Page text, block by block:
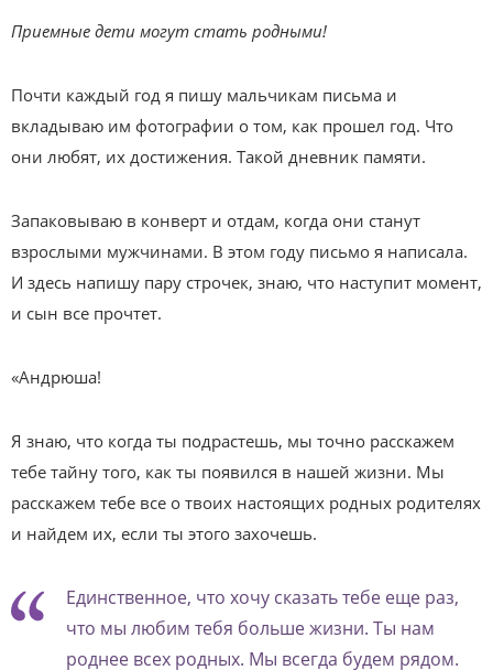
Приемные дети могут стать родными!
Почти каждый год я пишу мальчикам письма и
вкладываю им фотографии о том, как прошел год. Что
они любят, их достижения. Такой дневник памяти.
Запаковываю в конверт и отдам, когда они станут
взрослыми мужчинами. В этом году письмо я написала.
И здесь напишу пару строчек, знаю, что наступит момент,
и сын все прочтет.
«Андрюша!
Я знаю, что когда ты подрастешь, мы точно расскажем
тебе тайну того, как ты появился в нашей жизни. Мы
расскажем тебе все о твоих настоящих родных родителях
и найдем их, если ты этого захочешь.
Единственное, что хочу сказать тебе еще раз,
что мы любим тебя больше жизни. Ты нам
роднее всех родных. Мы всегда будем рядом.